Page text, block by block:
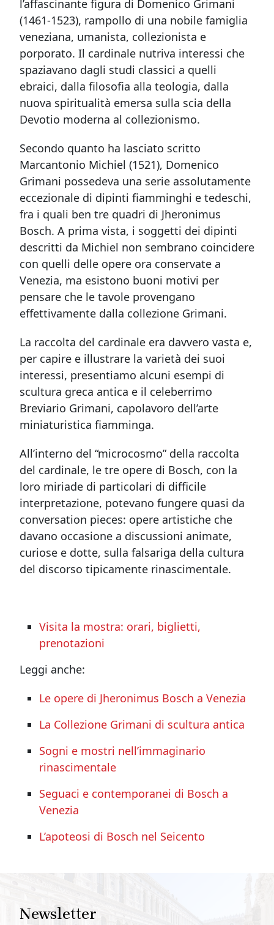
l’affascinante figura di Domenico Grimani
(1461-1523), rampollo di una nobile famiglia
veneziana, umanista, collezionista e
porporato. Il cardinale nutriva interessi che
spaziavano dagli studi classici a quelli
ebraici, dalla filosofia alla teologia, dalla
nuova spiritualità emersa sulla scia della
Devotio moderna al collezionismo.
Secondo quanto ha lasciato scritto
Marcantonio Michiel (1521), Domenico
Grimani possedeva una serie assolutamente
eccezionale di dipinti fiamminghi e tedeschi,
fra i quali ben tre quadri di Jheronimus
Bosch. A prima vista, i soggetti dei dipinti
descritti da Michiel non sembrano coincidere
con quelli delle opere ora conservate a
Venezia, ma esistono buoni motivi per
pensare che le tavole provengano
effettivamente dalla collezione Grimani.
La raccolta del cardinale era davvero vasta e,
per capire e illustrare la varietà dei suoi
interessi, presentiamo alcuni esempi di
scultura greca antica e il celeberrimo
Breviario Grimani, capolavoro dell’arte
miniaturistica fiamminga.
All’interno del “microcosmo” della raccolta
del cardinale, le tre opere di Bosch, con la
loro miriade di particolari di difficile
interpretazione, potevano fungere quasi da
conversation pieces: opere artistiche che
davano occasione a discussioni animate,
curiose e dotte, sulla falsariga della cultura
del discorso tipicamente rinascimentale.
Visita la mostra: orari, biglietti,
prenotazioni
Leggi anche:
Le opere di Jheronimus Bosch a Venezia
La Collezione Grimani di scultura antica
Sogni e mostri nell’immaginario
rinascimentale
Seguaci e contemporanei di Bosch a
Venezia
L’apoteosi di Bosch nel Seicento
Newsletter